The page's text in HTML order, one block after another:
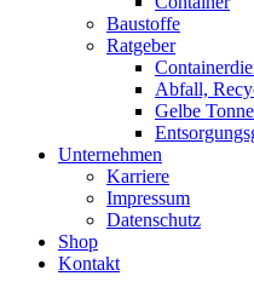
Baustoffe
Ratgeber
Abfall,
Gelbe Tonne
Unternehmen
Karriere
Impressum
Datenschutz
Shop
Kontakt